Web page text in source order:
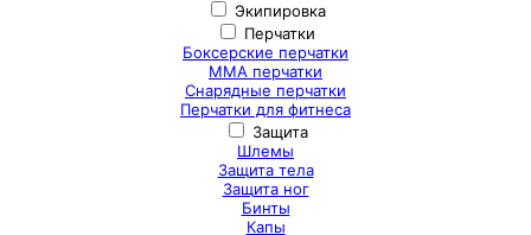
Экипировка
Перчатки
Боксерские перчатки
ММА перчатки
Снарядные перчатки
Перчатки для фитнеса
Защита
Шлемы
Защита тела
Защита ног
Бинты
Капы